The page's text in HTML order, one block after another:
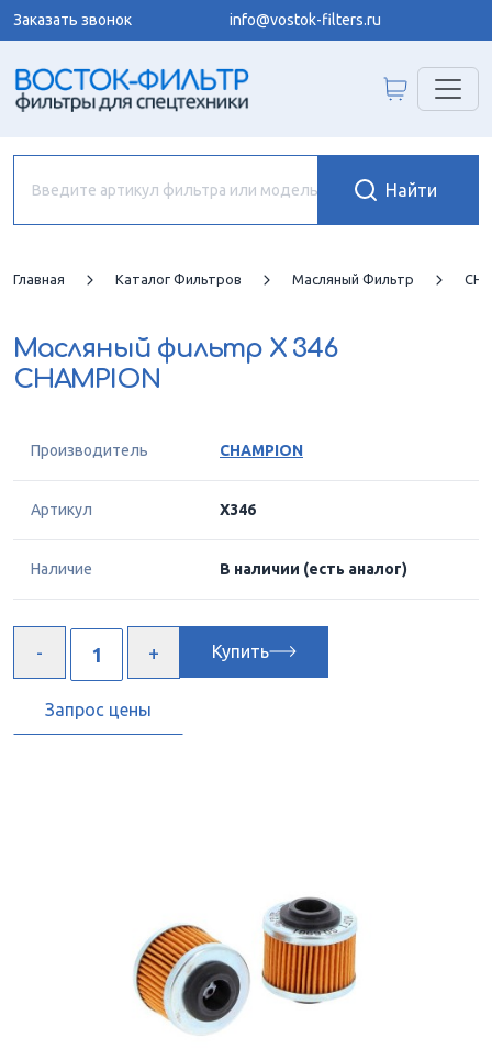
Заказать звонок info@vostok-filters.ru
Главная Каталог Фильтров Масляный Фильтр
Масляный фильтр X 346
CHAMPION
Производитель CHAMPION
Артикул X346
Наличие В наличии (есть аналог)
Купить
Запрос цены